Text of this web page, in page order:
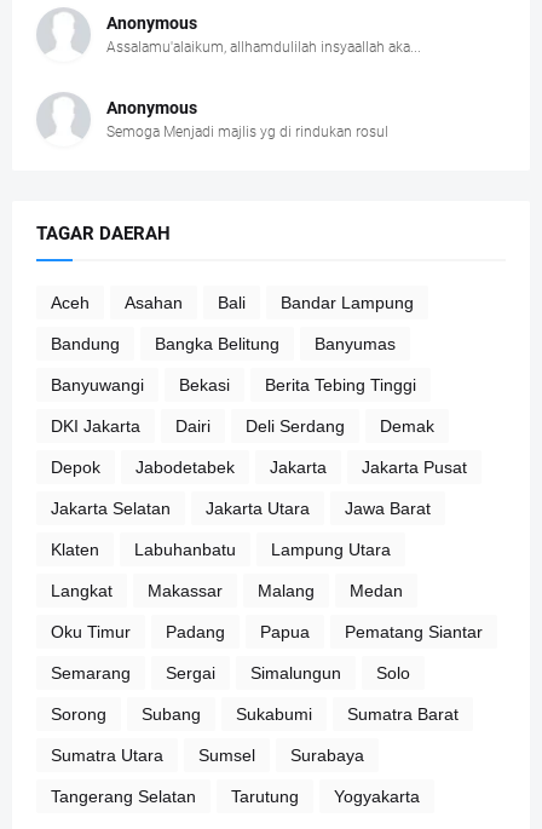
Anonymous
Assalamu'alaikum, allhamdulilah insyaallah aka...
Anonymous
Semoga Menjadi majlis yg di rindukan rosul
TAGAR DAERAH
Aceh Asahan Bali Bandar Lampung
Bandung Bangka Belitung Banyumas
Banyuwangi Bekasi Berita Tebing Tinggi
DKI Jakarta Dairi Deli Serdang Demak
Depok Jabodetabek Jakarta Jakarta Pusat
Jakarta Selatan Jakarta Utara Jawa Barat
Klaten Labuhanbatu Lampung Utara
Langkat Makassar Malang Medan
Oku Timur Padang Papua Pematang Siantar
Semarang Sergai Simalungun Solo
Sorong Subang Sukabumi Sumatra Barat
Sumatra Utara Sumsel Surabaya
Tangerang Selatan Tarutung Yogyakarta